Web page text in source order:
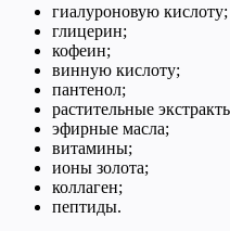
гиалуроновую кислоту;
глицерин;
кофеин;
винную кислоту;
пантенол;
растительные
эфирные масла;
витамины;
ионы золота;
коллаген;
пептиды.